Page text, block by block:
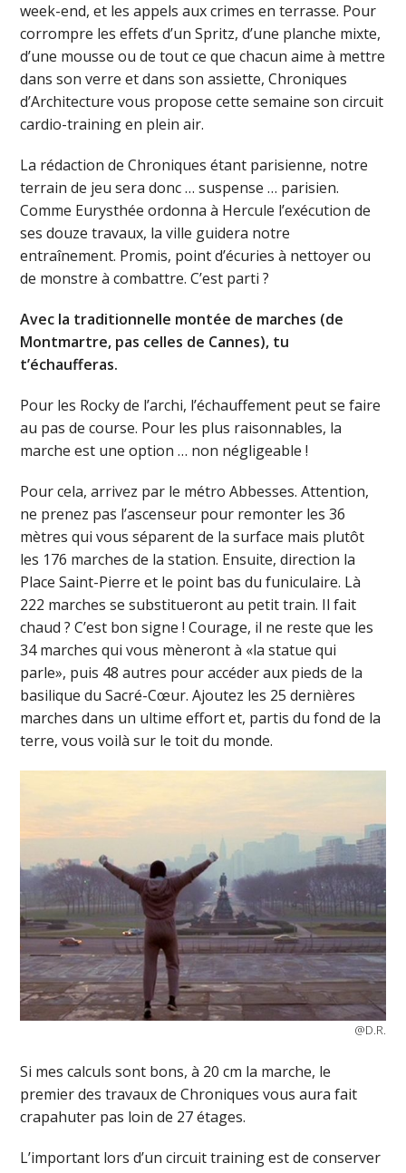
week-end, et les appels aux crimes en terrasse. Pour
corrompre les effets d’un Spritz, d’une planche mixte,
d’une mousse ou de tout ce que chacun aime à mettre
dans son verre et dans son assiette, Chroniques
d’Architecture vous propose cette semaine son circuit
cardio-training en plein air.
La rédaction de Chroniques étant parisienne, notre
terrain de jeu sera donc … suspense … parisien.
Comme Eurysthée ordonna à Hercule l’exécution de
ses douze travaux, la ville guidera notre
entraînement. Promis, point d’écuries à nettoyer ou
de monstre à combattre. C’est parti ?
Avec la traditionnelle montée de marches (de
Montmartre, pas celles de Cannes), tu
t’échaufferas.
Pour les Rocky de l’archi, l’échauffement peut se faire
au pas de course. Pour les plus raisonnables, la
marche est une option … non négligeable !
Pour cela, arrivez par le métro Abbesses. Attention,
ne prenez pas l’ascenseur pour remonter les 36
mètres qui vous séparent de la surface mais plutôt
les 176 marches de la station. Ensuite, direction la
Place Saint-Pierre et le point bas du funiculaire. Là
222 marches se substitueront au petit train. Il fait
chaud ? C’est bon signe ! Courage, il ne reste que les
34 marches qui vous mèneront à «la statue qui
parle», puis 48 autres pour accéder aux pieds de la
basilique du Sacré-Cœur. Ajoutez les 25 dernières
marches dans un ultime effort et, partis du fond de la
terre, vous voilà sur le toit du monde.
@D.R.
Si mes calculs sont bons, à 20 cm la marche, le
premier des travaux de Chroniques vous aura fait
crapahuter pas loin de 27 étages.
L’important lors d’un circuit training est de conserver